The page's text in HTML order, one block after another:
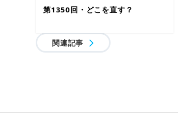
第1350回・どこを直す？
関連記事